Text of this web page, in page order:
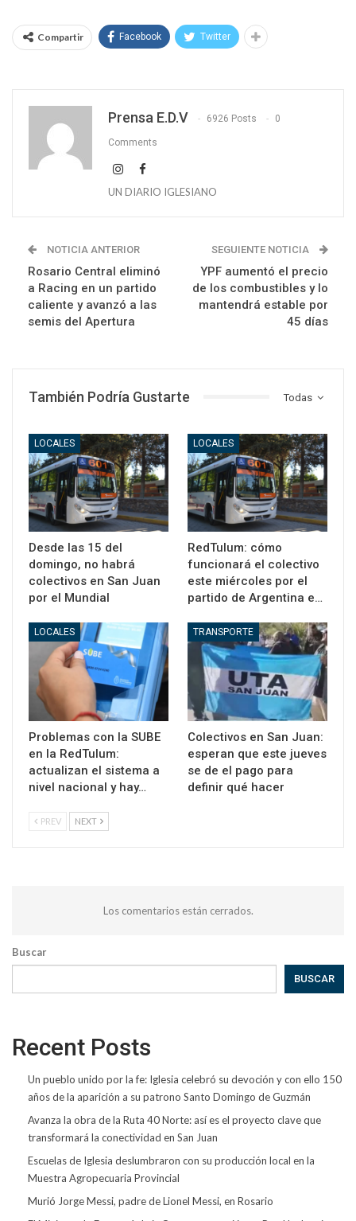
Compartir Facebook Twitter
Prensa E.D.V 6926 Posts 0
Comments
UN DIARIO IGLESIANO
NOTICIA ANTERIOR
Rosario Central eliminó
a Racing en un partido
caliente y avanzó a las
semis del Apertura
SEGUIENTE NOTICIA
YPF aumentó el precio
de los combustibles y lo
mantendrá estable por
45 días
Todas
También Podría Gustarte
LOCALES
Desde las 15 del
domingo, no habrá
colectivos en San Juan
por el Mundial
LOCALES
RedTulum: cómo
funcionará el colectivo
este miércoles por el
partido de Argentina e…
LOCALES
Problemas con la SUBE
en la RedTulum:
actualizan el sistema a
nivel nacional y hay…
TRANSPORTE
Colectivos en San Juan:
esperan que este jueves
se de el pago para
definir qué hacer
PREV NEXT
Los comentarios están cerrados.
Buscar
BUSCAR
Recent Posts
Un pueblo unido por la fe: Iglesia celebró su devoción y con ello 150
años de la aparición a su patrono Santo Domingo de Guzmán
Avanza la obra de la Ruta 40 Norte: así es el proyecto clave que
transformará la conectividad en San Juan
Escuelas de Iglesia deslumbraron con su producción local en la
Muestra Agropecuaria Provincial
Murió Jorge Messi, padre de Lionel Messi, en Rosario